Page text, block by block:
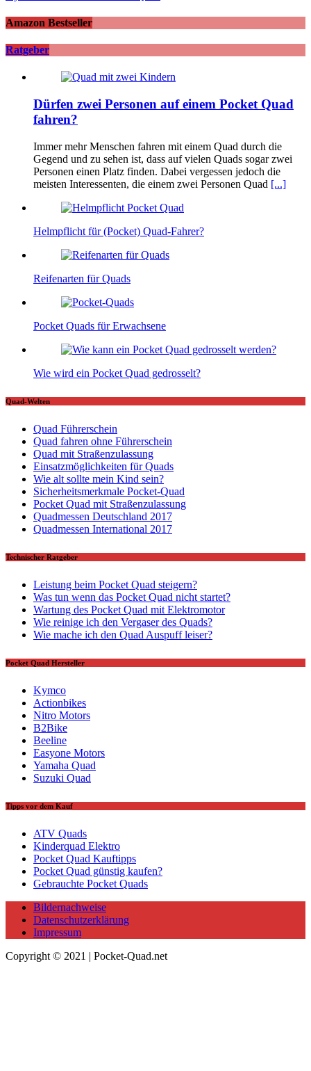
Amazon Bestseller
Ratgeber
Dürfen zwei Personen auf einem Pocket Quad
fahren?
Immer mehr Menschen fahren mit einem Quad durch die
Gegend und zu sehen ist, dass auf vielen Quads sogar zwei
Personen einen Platz finden. Dabei vergessen jedoch die
meisten Interessenten, die einem zwei Personen Quad [...]
Helmpflicht für (Pocket) Quad-Fahrer?
Reifenarten für Quads
Pocket Quads für Erwachsene
Wie wird ein Pocket Quad gedrosselt?
Quad-Welten
Quad Führerschein
Quad fahren ohne Führerschein
Quad mit Straßenzulassung
Einsatzmöglichkeiten für Quads
Wie alt sollte mein Kind sein?
Sicherheitsmerkmale Pocket-Quad
Pocket Quad mit Straßenzulassung
Quadmessen Deutschland 2017
Quadmessen International 2017
Technischer Ratgeber
Leistung beim Pocket Quad steigern?
Was tun wenn das Pocket Quad nicht startet?
Wartung des Pocket Quad mit Elektromotor
Wie reinige ich den Vergaser des Quads?
Wie mache ich den Quad Auspuff leiser?
Pocket Quad Hersteller
Kymco
Actionbikes
Nitro Motors
B2Bike
Beeline
Easyone Motors
Yamaha Quad
Suzuki Quad
Tipps vor dem Kauf
ATV Quads
Kinderquad Elektro
Pocket Quad Kauftipps
Pocket Quad günstig kaufen?
Gebrauchte Pocket Quads
Bildernachweise
Datenschutzerklärung
Impressum
Copyright © 2021 | Pocket-Quad.net